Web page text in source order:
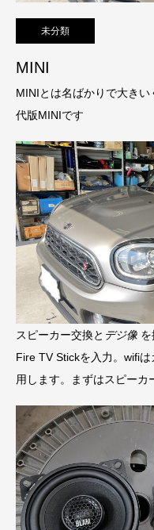
未分類
MINI
MINIとは名ばかりで大き
代版MINIです
スピーカー交換と デジ像
Fire TV Stickを入力。wifi
用します。まずはスピーカ